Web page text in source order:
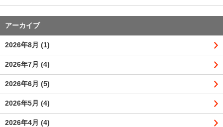
アーカイブ
2026年8月 (1)
2026年7月 (4)
2026年6月 (5)
2026年5月 (4)
2026年4月 (4)